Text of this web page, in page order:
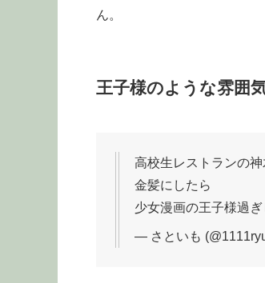
ん。
王子様のような雰囲
高校生レストランの
金髪にしたら
少女漫画の王子様過
— さといも